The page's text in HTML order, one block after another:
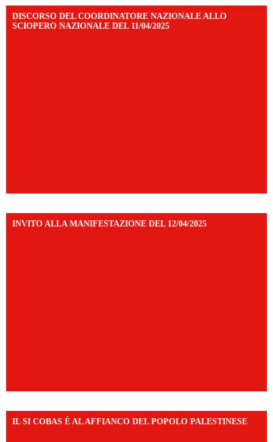
DISCORSO DEL COORDINATORE NAZIONALE ALLO
SCIOPERO NAZIONALE DEL 11/04/2025
INVITO ALLA MANIFESTAZIONE DEL 12/04/2025
IL SI COBAS È AL AFFIANCO DEL POPOLO PALESTINESE